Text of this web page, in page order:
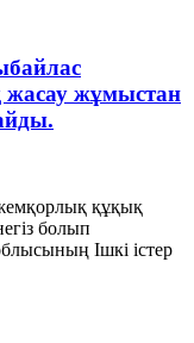
жұмыстан
құқық
болып
Ішкі істер